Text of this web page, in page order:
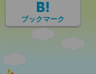
ブックマーク